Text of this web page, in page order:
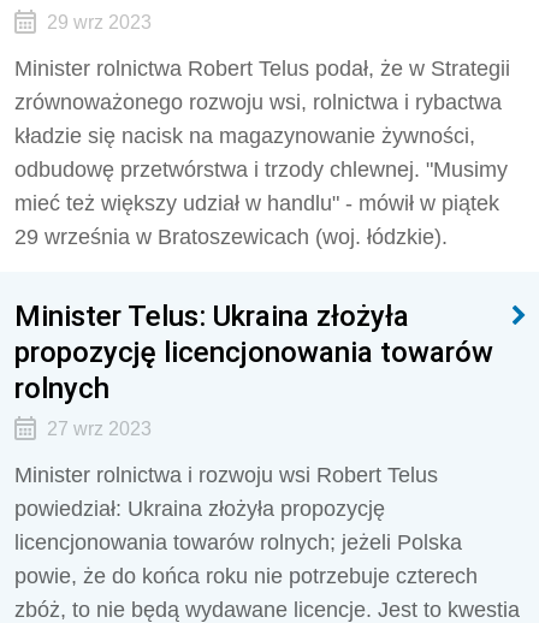
29 wrz 2023
Minister rolnictwa Robert Telus podał, że w Strategii
zrównoważonego rozwoju wsi, rolnictwa i rybactwa
kładzie się nacisk na magazynowanie żywności,
odbudowę przetwórstwa i trzody chlewnej. "Musimy
mieć też większy udział w handlu" - mówił w piątek
29 września w Bratoszewicach (woj. łódzkie).
Minister Telus: Ukraina złożyła
propozycję licencjonowania towarów
rolnych
27 wrz 2023
Minister rolnictwa i rozwoju wsi Robert Telus
powiedział: Ukraina złożyła propozycję
licencjonowania towarów rolnych; jeżeli Polska
powie, że do końca roku nie potrzebuje czterech
zbóż, to nie będą wydawane licencje. Jest to kwestia